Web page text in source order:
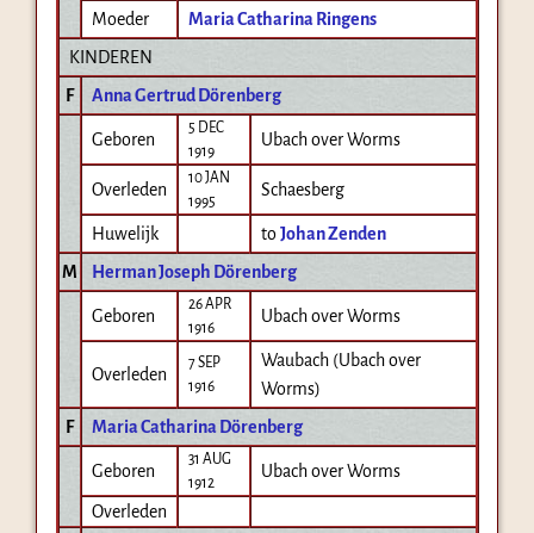
Moeder
Maria Catharina Ringens
KINDEREN
F
Anna Gertrud Dörenberg
Geboren
5 DEC
1919
Ubach over Worms
Overleden
10 JAN
1995
Schaesberg
Huwelijk toJohan Zenden
M
Herman Joseph Dörenberg
Geboren
26 APR
1916
Ubach over Worms
Overleden
7 SEP
1916
Waubach (Ubach over
Worms)
F
Maria Catharina Dörenberg
Geboren
31 AUG
1912
Ubach over Worms
Overleden